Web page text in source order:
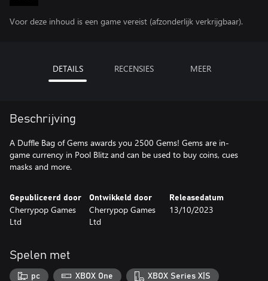
Voor deze inhoud is een game vereist (afzonderlijk verkrijgbaar).
DETAILS RECENSIES MEER
Beschrijving
A Duffle Bag of Gems awards you 2500 Gems! Gems are in-
game currency in Pool Blitz and can be used to buy coins, cues
masks and more.
Gepubliceerd door
Cherrypop Games
Ltd
Ontwikkeld door
Cherrypop Games
Ltd
Releasedatum
13/10/2023
Spelen met
pc XBOX One XBOX Series X|S